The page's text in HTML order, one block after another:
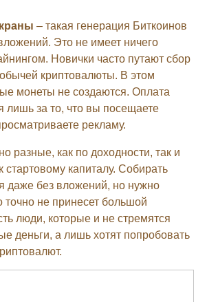
– такая генерация Биткоинов
Это не имеет ничего
Новички часто путают сбор
криптовалюты. В этом
монеты не создаются. Оплата
лишь за то, что вы посещаете
рекламу.
разные, как по доходности, так и
стартовому капиталу. Собирать
даже без вложений, но нужно
точно не принесет большой
люди, которые и не стремятся
деньги, а лишь хотят попробовать